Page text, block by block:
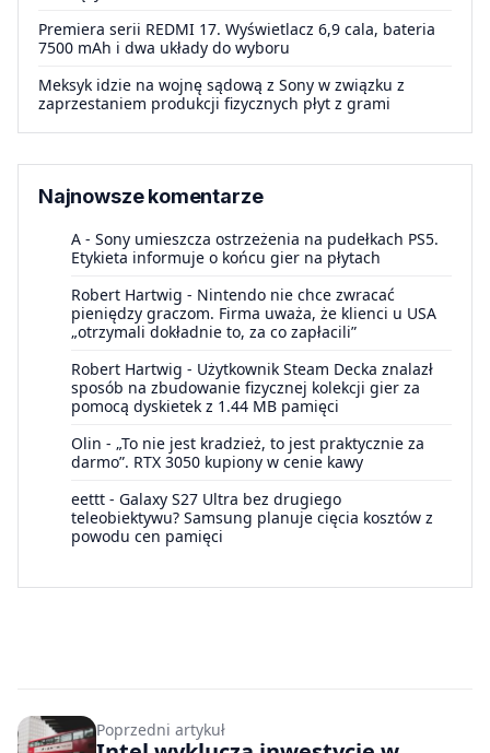
Premiera serii REDMI 17. Wyświetlacz 6,9 cala, bateria
7500 mAh i dwa układy do wyboru
Meksyk idzie na wojnę sądową z Sony w związku z
zaprzestaniem produkcji fizycznych płyt z grami
Najnowsze komentarze
A - Sony umieszcza ostrzeżenia na pudełkach PS5.
Etykieta informuje o końcu gier na płytach
Robert Hartwig - Nintendo nie chce zwracać
pieniędzy graczom. Firma uważa, że klienci u USA
„otrzymali dokładnie to, za co zapłacili”
Robert Hartwig - Użytkownik Steam Decka znalazł
sposób na zbudowanie fizycznej kolekcji gier za
pomocą dyskietek z 1.44 MB pamięci
Olin - „To nie jest kradzież, to jest praktycznie za
darmo”. RTX 3050 kupiony w cenie kawy
eettt - Galaxy S27 Ultra bez drugiego
teleobiektywu? Samsung planuje cięcia kosztów z
powodu cen pamięci
Poprzedni artykuł